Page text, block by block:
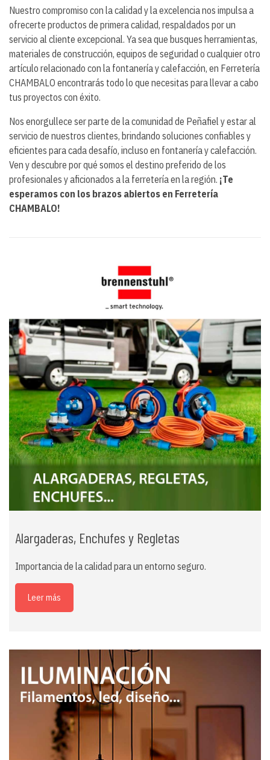
Nuestro compromiso con la calidad y la excelencia nos impulsa a
ofrecerte productos de primera calidad, respaldados por un
servicio al cliente excepcional. Ya sea que busques herramientas,
materiales de construcción, equipos de seguridad o cualquier otro
artículo relacionado con la fontanería y calefacción, en Ferretería
CHAMBALO encontrarás todo lo que necesitas para llevar a cabo
tus proyectos con éxito.
Nos enorgullece ser parte de la comunidad de Peñafiel y estar al
servicio de nuestros clientes, brindando soluciones confiables y
eficientes para cada desafío, incluso en fontanería y calefacción.
Ven y descubre por qué somos el destino preferido de los
profesionales y aficionados a la ferretería en la región. ¡Te
esperamos con los brazos abiertos en Ferretería
CHAMBALO!
Alargaderas, Enchufes y Regletas
Importancia de la calidad para un entorno seguro.
Leer más